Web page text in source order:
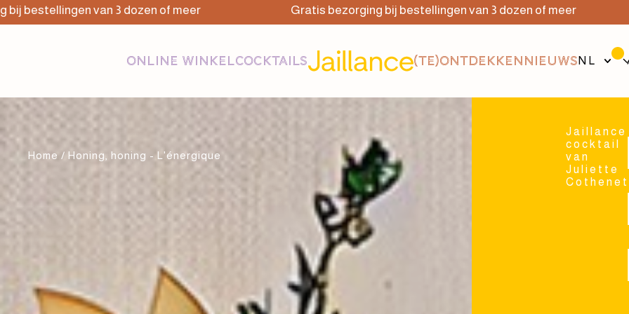
van 3 dozen of meer Gratis bezorging bij bestellingen van 3 dozen of meer
ONLINE WINKELCOCKTAILS (TE)ONTDEKKENNIEUWS NL
Home / Honing, honing - L'énergique
Jaillance
cocktail
van
Juliette
Cothenet